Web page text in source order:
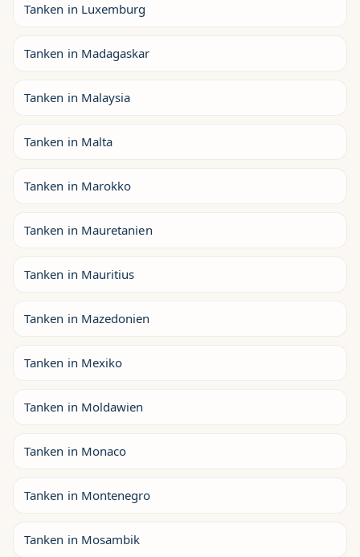
Tanken in Luxemburg
Tanken in Madagaskar
Tanken in Malaysia
Tanken in Malta
Tanken in Marokko
Tanken in Mauretanien
Tanken in Mauritius
Tanken in Mazedonien
Tanken in Mexiko
Tanken in Moldawien
Tanken in Monaco
Tanken in Montenegro
Tanken in Mosambik